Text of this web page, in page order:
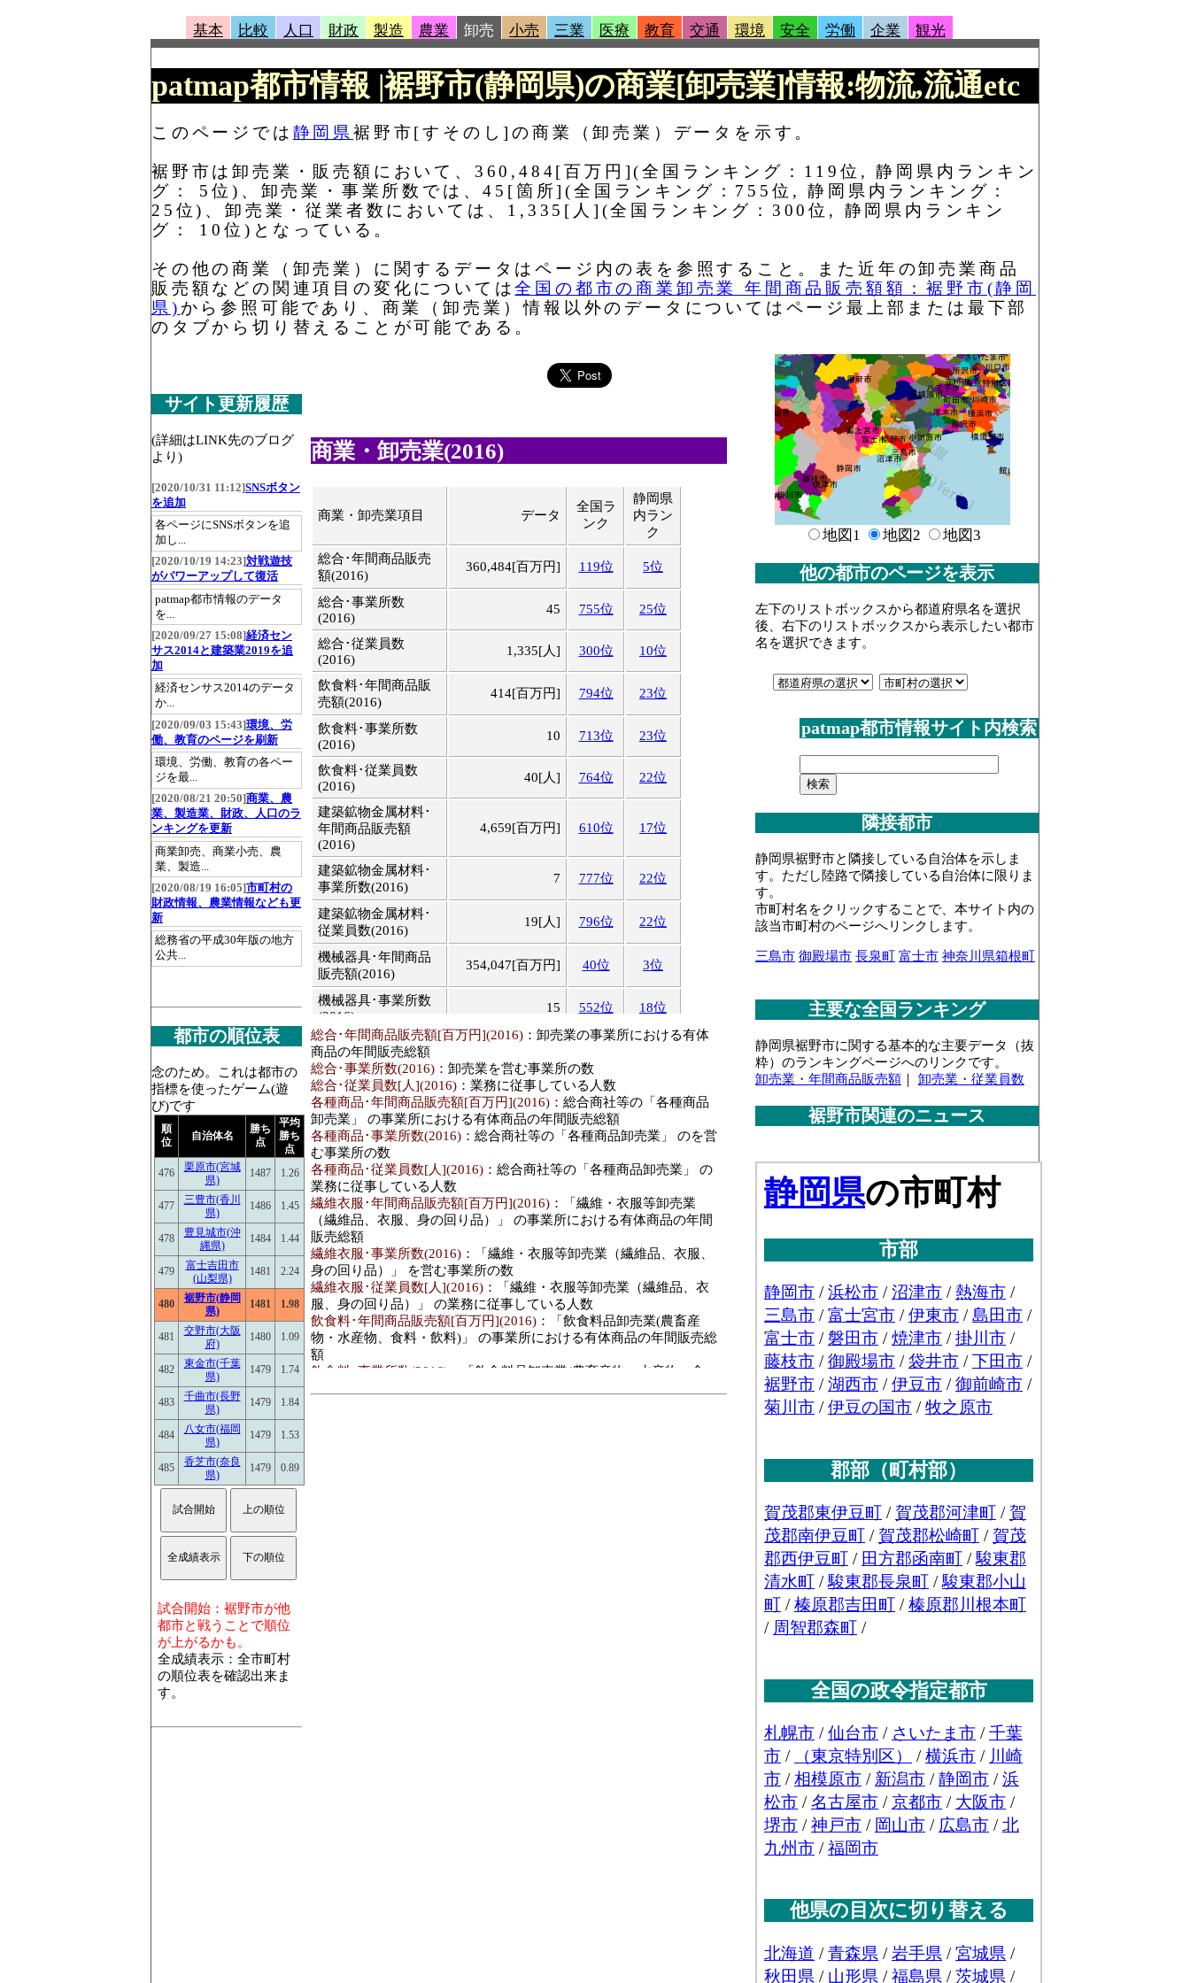
基本 比較 人口 財政 製造 農業 卸売 小売 三業 医療 教育 交通 環境 安全 労働 企業 観光
patmap都市情報 |裾野市(静岡県)の商業[卸売業]情報:物流,流通etc
このページでは 静岡県裾野市[すそのし]の商業（卸売業）データを示す。
裾野市は卸売業・販売額において、360,484[百万円](全国ランキング：119位, 静岡県内ランキン
グ： 5位)、卸売業・事業所数では、45[箇所](全国ランキング：755位, 静岡県内ランキング：
25位)、卸売業・従業者数においては、1,335[人](全国ランキング：300位, 静岡県内ランキン
グ： 10位)となっている。
その他の商業（卸売業）に関するデータはページ内の表を参照すること。また近年の卸売業商品
販売額などの関連項目の変化については全国の都市の商業卸売業 年間商品販売額額：裾野市(静岡
県) から参照可能であり、商業（卸売業）情報以外のデータについてはページ最上部または最下部
のタブから切り替えることが可能である。
商業・卸売業(2016)
商業・卸売業項目 データ
全国ラ
ンク
静岡県
内ラン
ク
総合･年間商品販売
額(2016)
360,484[百万円] 119位 5位
総合･事業所数
(2016)
45 755位 25位
総合･従業員数
(2016)
1,335[人] 300位 10位
飲食料･年間商品販
売額(2016)
414[百万円] 794位 23位
飲食料･事業所数
(2016)
10 713位 23位
飲食料･従業員数
(2016)
40[人] 764位 22位
建築鉱物金属材料･
年間商品販売額
(2016)
4,659[百万円] 610位 17位
建築鉱物金属材料･
事業所数(2016)
7 777位 22位
建築鉱物金属材料･
従業員数(2016)
19[人] 796位 22位
機械器具･年間商品
販売額(2016)
354,047[百万円] 40位 3位
機械器具･事業所数
(2016)
15 552位 18位
機械器具･従業員数
(2016)
その他･年間商品販
売額(2016)
1,364[百万円] 362位 13位
その他･事業所数
(2016)
13 564位 16位
その他･従業員数
(2016)
54[人] 623位 18位
総合･年間商品販売額[百万円](2016) ：卸売業の事業所における有体
商品の年間販売総額
総合･事業所数(2016) ：卸売業を営む事業所の数
総合･従業員数[人](2016) ：業務に従事している人数
各種商品･年間商品販売額[百万円](2016) ：総合商社等の「各種商品
卸売業」 の事業所における有体商品の年間販売総額
各種商品･事業所数(2016) ：総合商社等の「各種商品卸売業」 のを営
む事業所の数
各種商品･従業員数[人](2016) ：総合商社等の「各種商品卸売業」 の
業務に従事している人数
繊維衣服･年間商品販売額[百万円](2016) ：「繊維・衣服等卸売業
（繊維品、衣服、身の回り品）」 の事業所における有体商品の年間
販売総額
繊維衣服･事業所数(2016) ：「繊維・衣服等卸売業（繊維品、衣服、
身の回り品）」 を営む事業所の数
繊維衣服･従業員数[人](2016) ：「繊維・衣服等卸売業（繊維品、衣
服、身の回り品）」 の業務に従事している人数
飲食料･年間商品販売額[百万円](2016) ：「飲食料品卸売業(農畜産
物・水産物、食料・飲料)」 の事業所における有体商品の年間販売総
額
飲食料･事業所数(2016)
：「飲食料品卸売業(農畜産物・水産物、食
サイト更新履歴
(詳細はLINK先のブログ
より)
[2020/10/31 11:12]SNSボタン
を追加
各ページにSNSボタンを追
加し...
[2020/10/19 14:23]対戦遊技
がパワーアップして復活
patmap都市情報のデータ
を...
[2020/09/27 15:08]経済セン
サス2014と建築業2019を追
加
経済センサス2014のデータ
か...
[2020/09/03 15:43]環境、労
働、教育のページを刷新
環境、労働、教育の各ペー
ジを最...
[2020/08/21 20:50]商業、農
業、製造業、財政、人口のラ
ンキングを更新
商業卸売、商業小売、農
業、製造...
[2020/08/19 16:05]市町村の
財政情報、農業情報なども更
新
総務省の平成30年版の地方
公共...
都市の順位表
念のため。これは都市の
指標を使ったゲーム(遊
び)です
順
位
自治体名
勝ち
点
平均
勝ち
点
476
栗原市(宮城
県)
1487 1.26
477
三豊市(香川
県)
1486 1.45
478
豊見城市(沖
縄県)
1484 1.44
479
富士吉田市
(山梨県)
1481 2.24
480
裾野市(静岡
県)
1481 1.98
481
交野市(大阪
府)
1480 1.09
482
東金市(千葉
県)
1479 1.74
483
千曲市(長野
県)
1479 1.84
484
八女市(福岡
県)
1479 1.53
485
香芝市(奈良
県)
1479 0.89
試合開始：裾野市が他
都市と戦うことで順位
が上がるかも。
全成績表示：全市町村
の順位表を確認出来ま
す。
地図1 地図2 地図3
他の都市のページを表示
左下のリストボックスから都道府県名を選択
後、右下のリストボックスから表示したい都市
名を選択できます。
patmap都市情報サイト内検索
隣接都市
静岡県裾野市と隣接している自治体を示しま
す。ただし陸路で隣接している自治体に限りま
す。
市町村名をクリックすることで、本サイト内の
該当市町村のページへリンクします。
三島市 御殿場市 長泉町 富士市 神奈川県箱根町
主要な全国ランキング
静岡県裾野市に関する基本的な主要データ（抜
粋）のランキングページへのリンクです。
卸売業・年間商品販売額
卸売業・従業員数
裾野市関連のニュース